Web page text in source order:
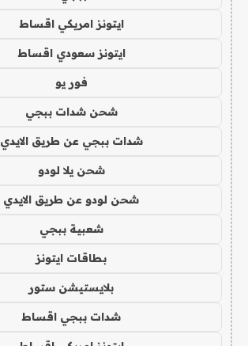
ايتونز امريكي اقساط
ايتونز سعودي اقساط
فور يو
شحن شدات ببجي
شدات ببجي عن طريق الايدي
شحن يلا لودو
شحن لودو عن طريق الايدي
شعبية ببجي
بطاقات ايتونز
بلايستيشن ستور
شدات ببجي اقساط